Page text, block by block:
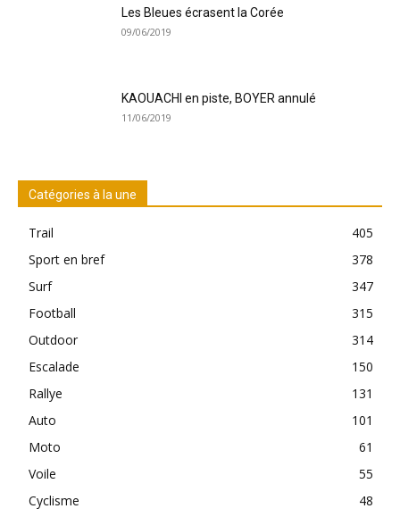
Les Bleues écrasent la Corée
09/06/2019
KAOUACHI en piste, BOYER annulé
11/06/2019
Catégories à la une
Trail
405
Sport en bref
378
Surf
347
Football
315
Outdoor
314
Escalade
150
Rallye
131
Auto
101
Moto
61
Voile
55
Cyclisme
48